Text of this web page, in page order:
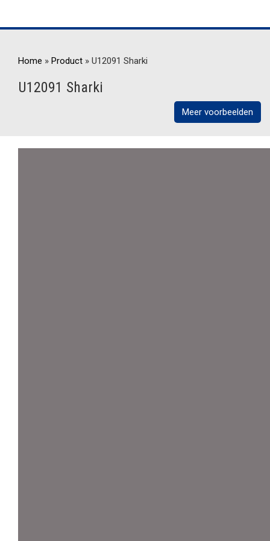
Home » Product » U12091 Sharki
U12091 Sharki
Meer voorbeelden